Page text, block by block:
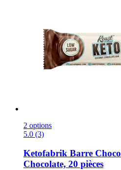
2 options
5.0 (3)
Ketofabrik Barre
Chocolate, 20 pièces